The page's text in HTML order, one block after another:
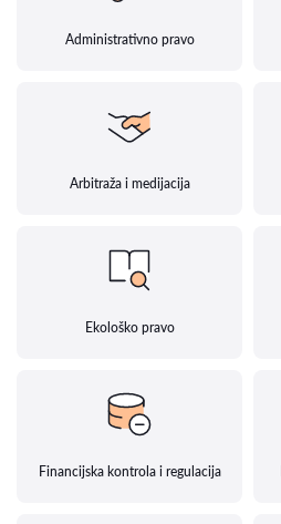
Administrativno pravo
Arbitraža i medijacija
Ekološko pravo
Financijska kontrola i regulacija